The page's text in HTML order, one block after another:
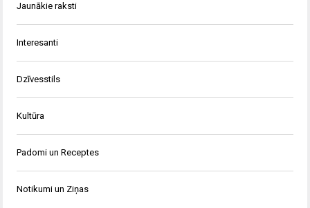
Jaunākie raksti
Interesanti
Dzīvesstils
Kultūra
Padomi un Receptes
Notikumi un Ziņas